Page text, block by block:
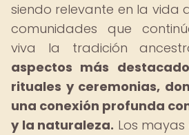
siendo relevante en la vida
comunidades que
viva la tradición
aspectos más
rituales y ceremonias,
una conexión profunda
y la naturaleza. Los